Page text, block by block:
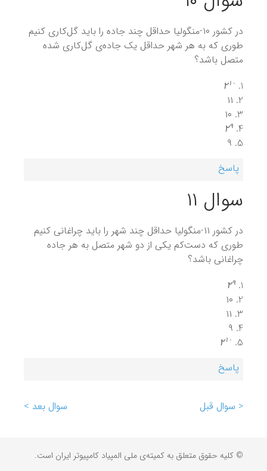
در کشور ۱۰-منگولیا حداقل چند جاده را باید گل‌کاری کنیم
طوری که به هر شهر حداقل یک جاده‌ی گل‌کاری شده
متصل باشد؟
۲
۲۱۰
۱۱
۱۰
۲
۲۹
۹
پاسخ
سوال ۱۱
در کشور ۱۱-منگولیا حداقل چند شهر را باید چراغانی کنیم
طوری که دست‌کم یکی از دو شهر متصل به هر جاده
چراغانی باشد؟
۲
۲۹
۱۰
۱۱
۹
۲
۲۱۰
پاسخ
< سوال قبل سوال بعد >
© کلیه حقوق متعلق به کمیته‌ی ملی المپیاد کامپیوتر ایران است.